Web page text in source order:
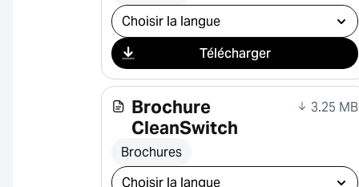
Sélectionner le téléchargement
Télécharger
Brochure
CleanSwitch
3.25 MB
Brochures
Sélectionner le téléchargement